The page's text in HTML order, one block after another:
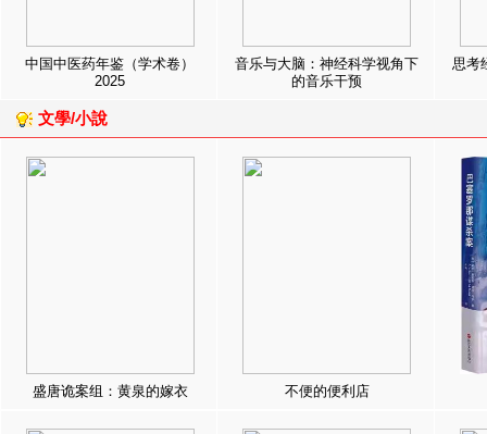
中国中医药年鉴（学术卷）
2025
音乐与大脑：神经科学视角下
的音乐干预
思考
文學/小說
盛唐诡案组：黄泉的嫁衣 不便的便利店